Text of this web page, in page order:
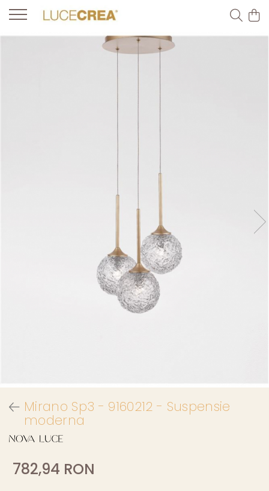
Mirano Sp3 - 9160212 - Suspensie
moderna
782,94 RON